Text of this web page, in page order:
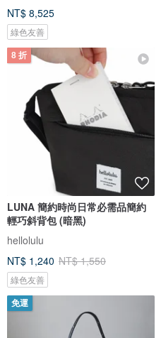
NT$ 8,525
綠色友善
8 折
LUNA 簡約時尚日常必需品簡約
輕巧斜背包 (暗黑)
hellolulu
NT$ 1,240 NT$ 1,550
綠色友善
免運